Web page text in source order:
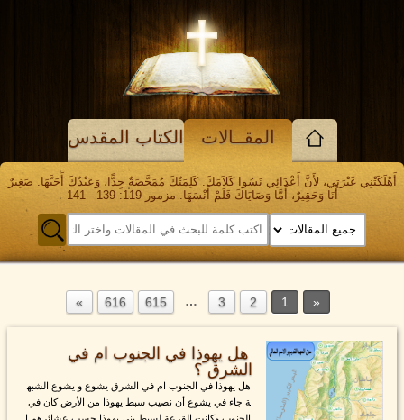
المقــالات الكتاب المقدس
أَهْلَكَتْنِي غَيْرَتِي، لأَنَّ أَعْدَائِي نَسُوا كَلاَمَكَ. كَلِمَتُكَ مُمَحَّصَةٌ جِدًّا، وَعَبْدُكَ أَحَبَّهَا. صَغِيرٌ
أَنَا وَحَقِيرٌ، أَمَّا وَصَايَاكَ فَلَمْ أَنْسَهَا. مزمور 119: 139 - 141
1
2
3
…
615
616
هل يهوذا في الجنوب ام في
الشرق ؟
هل يهوذا في الجنوب ام في الشرق يشوع و يشوع الشبه
ة جاء في يشوع أن نصيب سبط يهوذا من الأرض كان في